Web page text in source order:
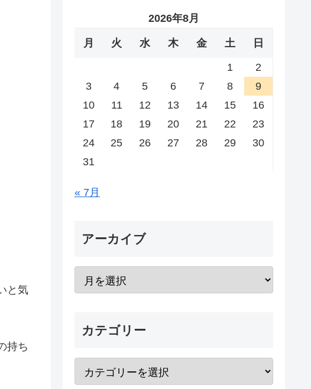
と気
持ち
2026年8月
月 火 水 木 金 土 日
1
2
3
4 5 6 7 8
9
10
11 12 13 14 15
16
17
18 19 20 21 22
23
24
25 26 27 28 29
30
31
« 7月
アーカイブ
カテゴリー